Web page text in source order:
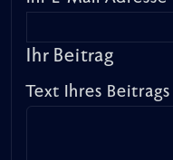
Ihr Beitrag